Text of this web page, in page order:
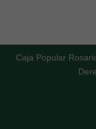
Caja Popular